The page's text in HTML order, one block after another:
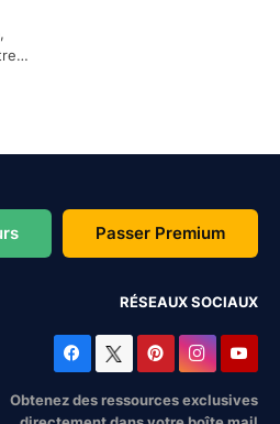
Passer Premium
RÉSEAUX SOCIAUX
Obtenez des ressources exclusives